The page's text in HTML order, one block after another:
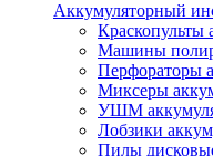
Аккумуляторный
Краскопульты
Машины
Перфораторы
Миксеры
УШМ
Лобзики
Пилы